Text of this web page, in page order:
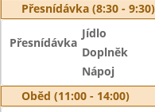
Přesnídávka (8:30 - 9:30)
Přesnídávka
Jídlo
Doplněk
Nápoj
Oběd (11:00 - 14:00)